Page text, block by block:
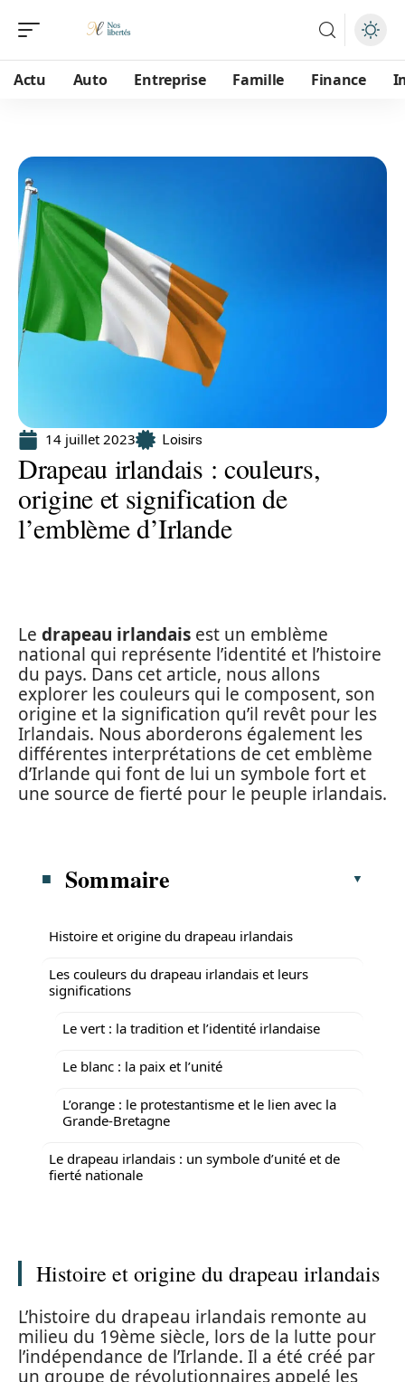
Actu Auto Entreprise Famille Finance
14 juillet 2023 Loisirs
Drapeau irlandais : couleurs,
origine et signification de
l’emblème d’Irlande
Le drapeau irlandais est un emblème
national qui représente l’identité et l’histoire
du pays. Dans cet article, nous allons
explorer les couleurs qui le composent, son
origine et la signification qu’il revêt pour les
Irlandais. Nous aborderons également les
différentes interprétations de cet emblème
d’Irlande qui font de lui un symbole fort et
une source de fierté pour le peuple irlandais.
Sommaire
Histoire et origine du drapeau irlandais
Les couleurs du drapeau irlandais et leurs
significations
Le vert : la tradition et l’identité irlandaise
Le blanc : la paix et l’unité
L’orange : le protestantisme et le lien avec la
Grande-Bretagne
Le drapeau irlandais : un symbole d’unité et de
fierté nationale
Histoire et origine du drapeau irlandais
L’histoire du drapeau irlandais remonte au
milieu du 19ème siècle, lors de la lutte pour
l’indépendance de l’Irlande. Il a été créé par
un groupe de révolutionnaires appelé les